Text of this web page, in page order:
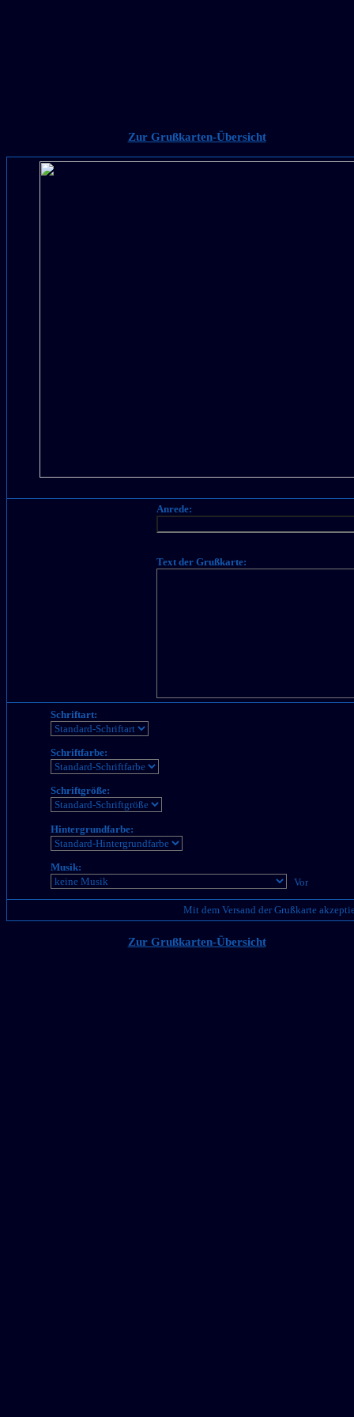
Zur Grußkarten-Übersicht
Anrede:
Text der Grußkarte:
Schriftart:
Schriftfarbe:
Schriftgröße:
Hintergrundfarbe:
Musik:
Mit dem Versand der Grußkarte
Zur Grußkarten-Übersicht